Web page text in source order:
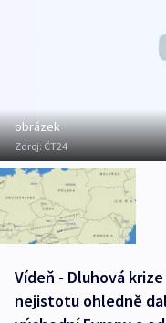
obrázek
Zdroj:ČT24
Vídeň - Dluhová
nejistotu ohledně